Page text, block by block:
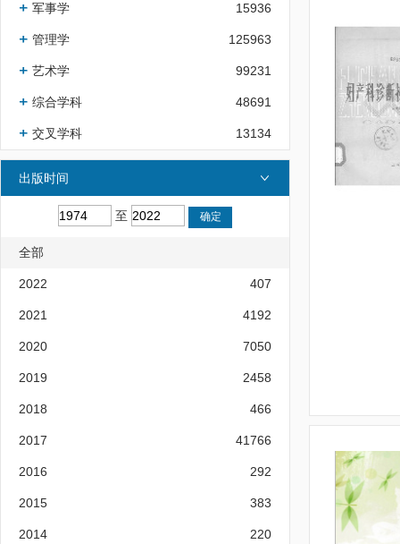
军事学 15936
管理学 125963
艺术学 99231
综合学科 48691
交叉学科 13134
出版时间
至
全部
2022 407
2021 4192
2020 7050
2019 2458
2018 466
2017 41766
2016 292
2015 383
2014 220